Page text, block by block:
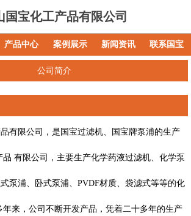
国宝化工产品有限公司
产品中心 案例展示 新闻资讯 联系国宝
公司简介
有限公司，是国宝过滤机、国宝牌泵浦的生产
有限公司，主要生产化学药液过滤机、化学泵
泵浦、卧式泵浦、PVDF材质、袋滤式等等的化
来，公司不断开发产品，凭着二十多年的生产